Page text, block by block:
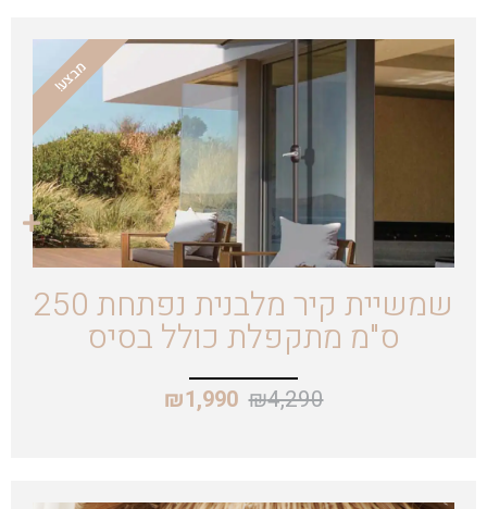
מבצע!
שמשיית קיר מלבנית נפתחת 250
ס"מ מתקפלת כולל בסיס
₪4,290
₪1,990